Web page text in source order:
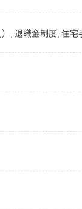
, 退職金制度, 住